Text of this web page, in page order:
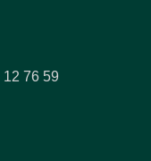
12 76 59